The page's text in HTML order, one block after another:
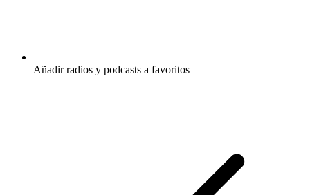
Añadir radios y podcasts a favoritos